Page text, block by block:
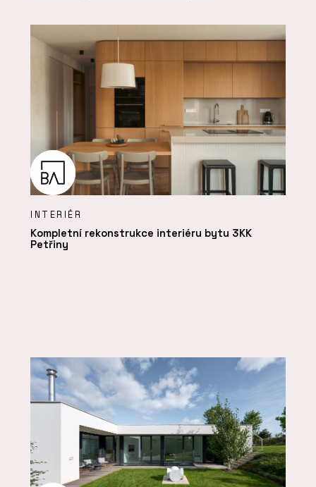
INTERIÉR
Kompletní rekonstrukce interiéru bytu 3KK
Petřiny